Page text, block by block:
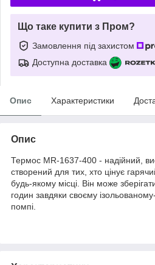
Що таке купити з Пром?
Замовлення під захистом
Доступна доставка
Опис Характеристики
Опис
Термос MR-1637-400 - надійний,
створений для тих, хто цінує
будь-якому місці. Він може
годин завдяки своєму ізольованому-
помпі.